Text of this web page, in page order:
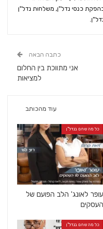
כנסי נדל"ן, משלחות נדל"ן
כתבה הבאה
אני מתווכת בין החלום
למציאות
עוד מהכותב
כל מה שחם בנדל"ן
עופר לאונג' הלב הפועם של
העסקים
כל מה שחם בנדל"ן